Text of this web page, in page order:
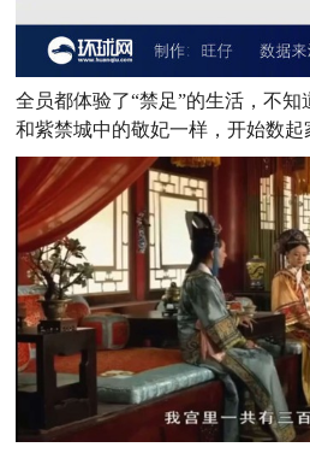
全员都体验了“禁足”的生活，不
和紫禁城中的敬妃一样，开始数起